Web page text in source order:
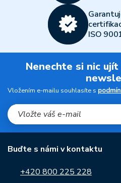
ISO
Nenechte si nic
Vložením e-mailu souhlasíte s
Buďte s námi v kontaktu
+420 800 225 228